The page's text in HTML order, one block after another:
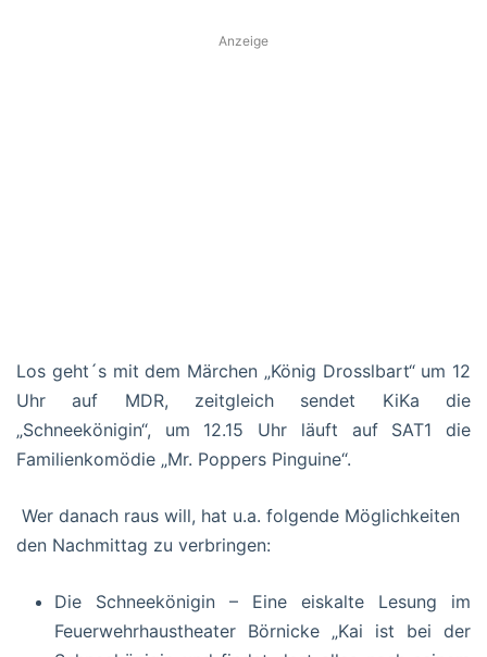
Anzeige
Los geht´s mit dem Märchen „König Drosslbart“ um 12
Uhr auf MDR, zeitgleich sendet KiKa die
„Schneekönigin“, um 12.15 Uhr läuft auf SAT1 die
Familienkomödie „Mr. Poppers Pinguine“.
Wer danach raus will, hat u.a. folgende Möglichkeiten
den Nachmittag zu verbringen:
Die Schneekönigin – Eine eiskalte Lesung im
Feuerwehrhaustheater Börnicke „Kai ist bei der